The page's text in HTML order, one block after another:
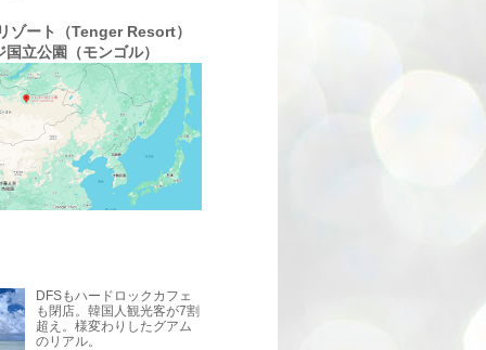
ゾート（Tenger Resort）
立公園（モンゴル）
DFSもハードロックカフェ
も閉店。韓国人観光客が7割
超え。様変わりしたグアム
のリアル。